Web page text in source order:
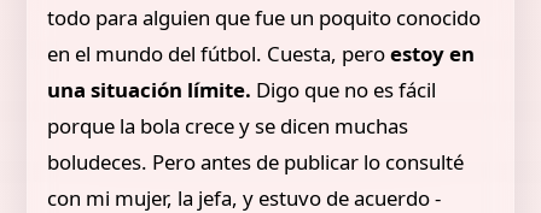
todo para alguien que fue un poquito conocido
en el mundo del fútbol. Cuesta, peroestoy en
una situación límite. Digo que no es fácil
porque la bola crece y se dicen muchas
boludeces. Pero antes de publicar lo consulté
con mi mujer, la jefa, y estuvo de acuerdo -